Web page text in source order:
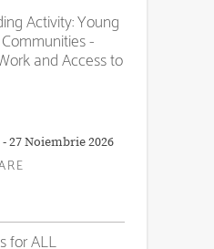
Activity: Young
-
and Access to
27 Noiembrie 2026
for ALL